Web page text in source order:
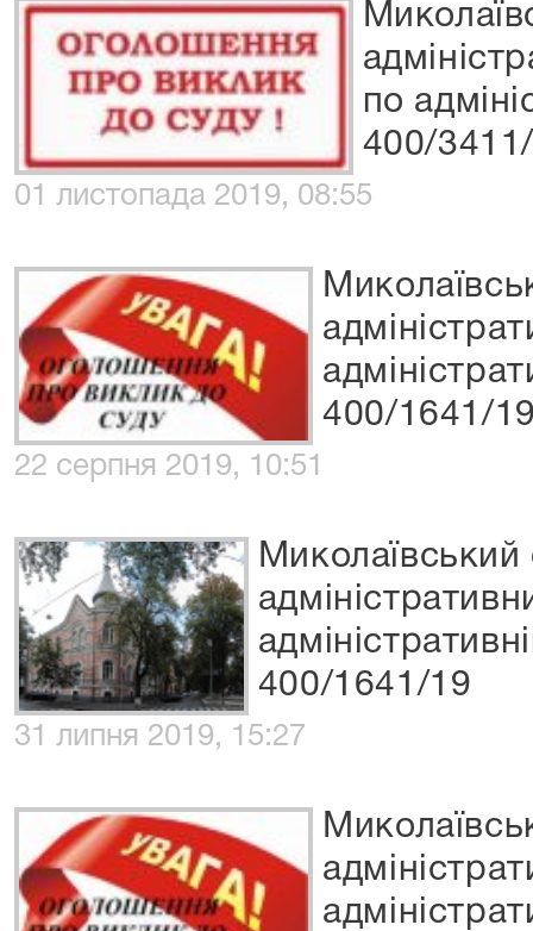
по
400/
01 листопада 2019, 08:55
400/1641/
22 серпня 2019, 10:51
400/1641/19
31 липня 2019, 15:27